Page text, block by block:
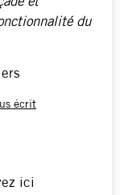
du
écrit
ici